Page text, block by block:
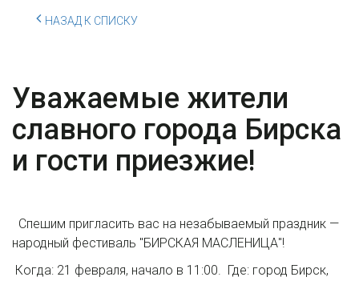
НАЗАД К СПИСКУ
Уважаемые жители
славного города Бирска
и гости приезжие!
Спешим пригласить вас на незабываемый праздник —
народный фестиваль "БИРСКАЯ МАСЛЕНИЦА"!
Когда: 21 февраля, начало в 11:00. Где: город Бирск,